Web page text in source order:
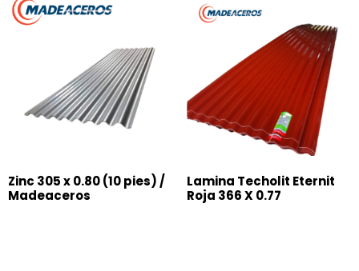
Zinc 305 x 0.80 (10 pies) /
Madeaceros
Lamina Techolit Eternit
Roja 366 X 0.77